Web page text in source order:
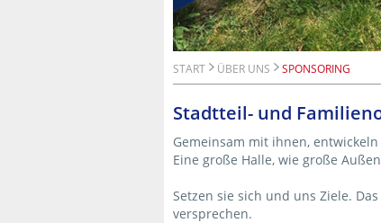
START ÜBER UNS SPONSORING
Stadtteil- und
Gemeinsam mit ihnen,
Eine große Halle, wie große
Setzen sie sich und uns Ziele.
versprechen.